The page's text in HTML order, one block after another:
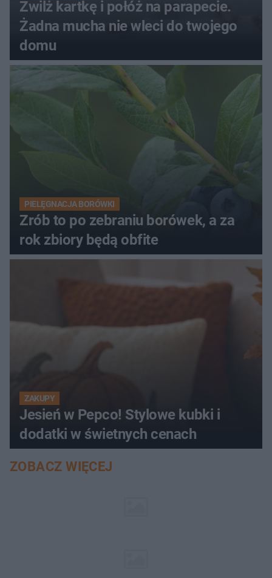
Zwilż kartkę i połóż na parapecie.
Żadna mucha nie wleci do twojego
domu
PIELĘGNACJA BORÓWKI
Zrób to po zebraniu borówek, a za
rok zbiory będą obfite
ZAKUPY
Jesień w Pepco! Stylowe kubki i
dodatki w świetnych cenach
ZOBACZ WIĘCEJ